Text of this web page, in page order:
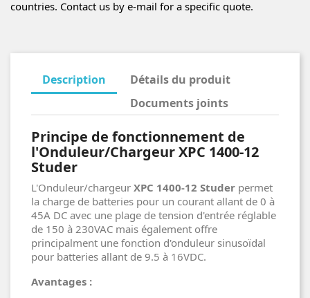
countries. Contact us by e-mail for a specific quote.
Description
Détails du produit
Documents joints
Principe de fonctionnement de
l'Onduleur/Chargeur XPC 1400-12
Studer
L'Onduleur/chargeur XPC 1400-12 Studer permet
la charge de batteries pour un courant allant de 0 à
45A DC avec une plage de tension d'entrée réglable
de 150 à 230VAC mais également offre
principalment une fonction d'onduleur sinusoïdal
pour batteries allant de 9.5 à 16VDC.
Avantages :